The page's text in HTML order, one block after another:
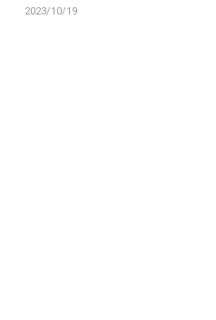
2023/10/19